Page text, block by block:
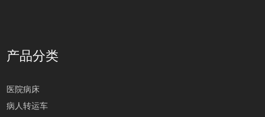
产品分类
医院病床
病人转运车